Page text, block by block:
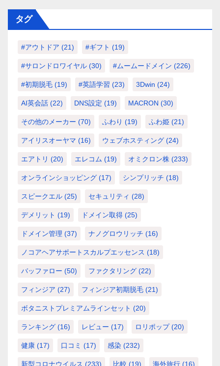
タグ
#アウトドア (21) #ギフト (19)
#サロンドロワイヤル (30) #ムームードメイン (226)
#初期脱毛 (19) #英語学習 (23) 3Dwin (24)
AI英会話 (22) DNS設定 (19) MACRON (30)
その他のメーカー (70) ふわり (19) ふわ姫 (21)
アイリスオーヤマ (16) ウェブホスティング (24)
エアトリ (20) エレコム (19) オミクロン株 (233)
オンラインショッピング (17) シンプリッチ (18)
スピークエル (25) セキュリティ (28)
デメリット (19) ドメイン取得 (25)
ドメイン管理 (37) ナノグロウリッチ (16)
ノコアヘアサポートスカルプエッセンス (18)
バッファロー (50) ファクタリング (22)
フィンジア (27) フィンジア初期脱毛 (21)
ボタニストプレミアムラインセット (20)
ランキング (16) レビュー (17) ロリポップ(20)
健康 (17) 口コミ (17) 感染 (232)
新型コロナウイルス (233) 比較 (19) 海外旅行 (16)